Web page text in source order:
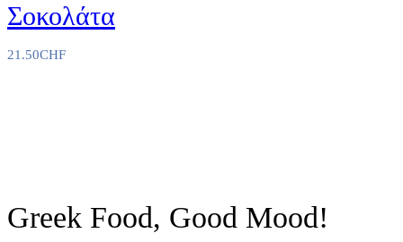
Σοκολάτα
21.50CHF
Greek Food, Good Mood!